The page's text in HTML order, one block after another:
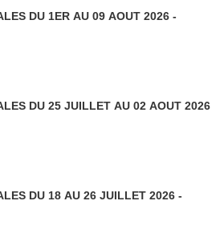
DU 1ER AU 09 AOUT 2026 -
DU 25 JUILLET AU 02 AOUT 2026
DU 18 AU 26 JUILLET 2026 -